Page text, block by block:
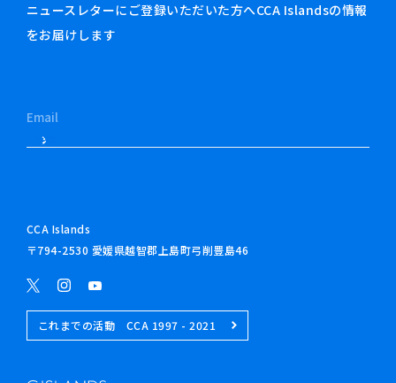
ニュースレターにご登録いただいた方へCCA Islandsの情報
をお届けします
CCA Islands
〒794-2530 愛媛県越智郡上島町弓削豊島46
これまでの活動 CCA 1997 - 2021